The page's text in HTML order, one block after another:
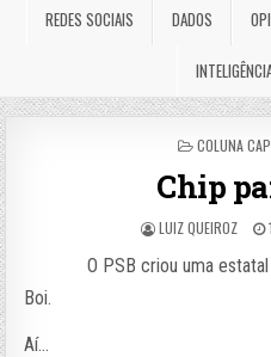
REDES SOCIAIS DADOS
POSTED
COLUNA
Chip
LUIZ QUEIROZ
O PSB criou uma
Boi.
Aí…